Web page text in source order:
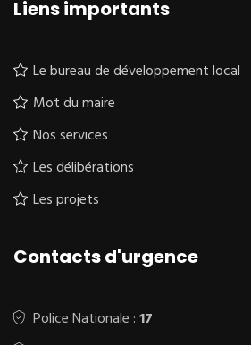
Liens importants
Le bureau de développement local
Mot du maire
Nos services
Les délibérations
Les projets
Contacts d'urgence
Police Nationale :17